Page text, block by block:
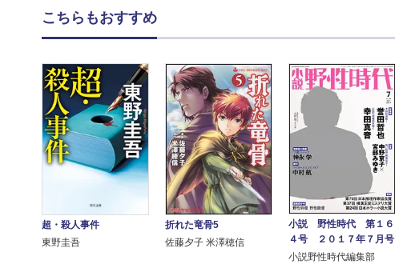
こちらもおすすめ
超・殺人事件
東野圭吾
折れた竜骨5
佐藤夕子 米澤穂信
小説 野性時代 第１６
４号 ２０１７年７月号
小説野性時代編集部